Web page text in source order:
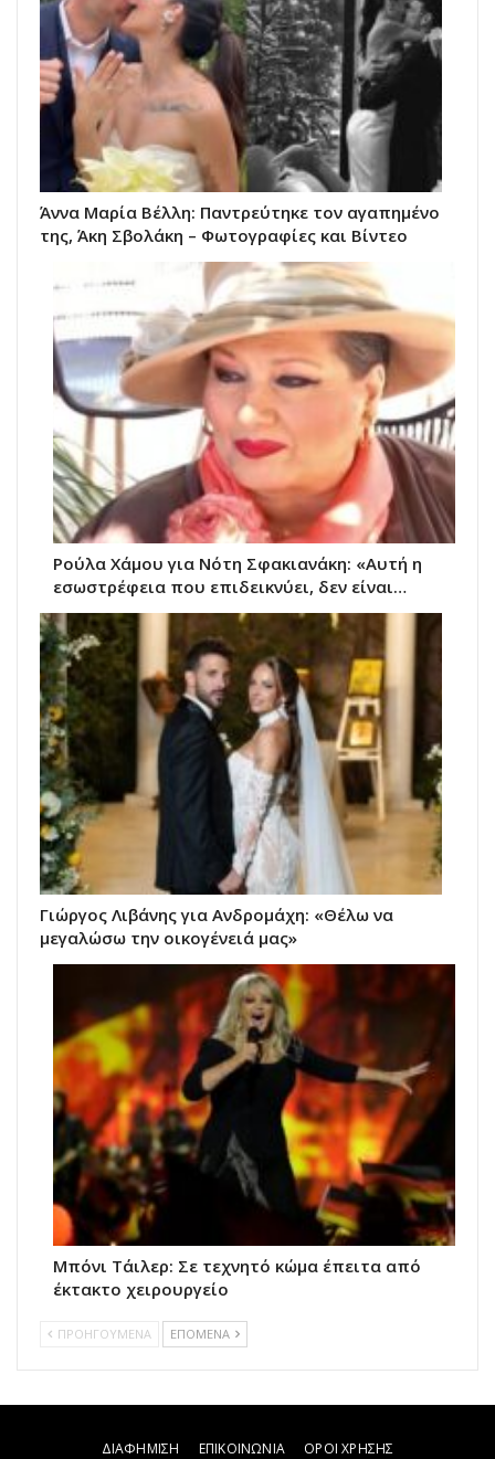
Άννα Μαρία Βέλλη: Παντρεύτηκε τον αγαπημένο
της, Άκη Σβολάκη – Φωτογραφίες και Βίντεο
Ρούλα Χάμου για Νότη Σφακιανάκη: «Αυτή η
εσωστρέφεια που επιδεικνύει, δεν είναι…
Γιώργος Λιβάνης για Ανδρομάχη: «Θέλω να
μεγαλώσω την οικογένειά μας»
Μπόνι Τάιλερ: Σε τεχνητό κώμα έπειτα από
έκτακτο χειρουργείο
ΠΡΟΗΓΟΥΜΕΝΑ ΕΠΟΜΕΝΑ
ΔΙΑΦΗΜΙΣΗ ΕΠΙΚΟΙΝΩΝΙΑ
ΟΡΟΙ ΧΡΗΣΗΣ